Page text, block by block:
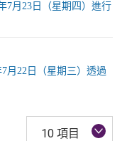
7月23日（星期四）進行
月22日（星期三）透過
10 項目